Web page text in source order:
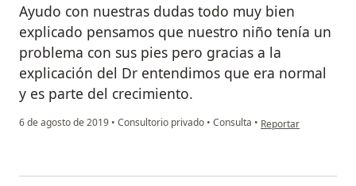
Ayudo con nuestras dudas todo muy bien
explicado pensamos que nuestro niño tenía un
problema con sus pies pero gracias a la
explicación del Dr entendimos que era normal
y es parte del crecimiento.
6 de agosto de 2019 • Consultorio privado • Consulta • en opinión del
Reportar